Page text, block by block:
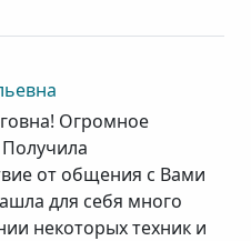
Огромное
от общения с Вами
для себя много
некоторых техник и